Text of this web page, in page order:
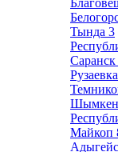
Тында 3
Саранск
Рузаевка
Майкоп